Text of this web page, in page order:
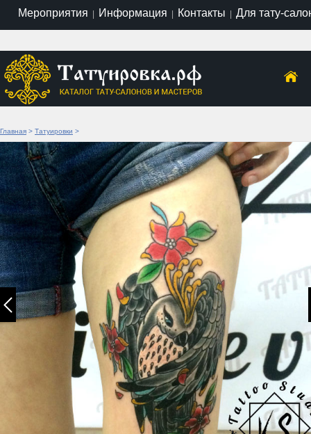
Мероприятия | Информация | Контакты | Для тату-
Главная > Татуировки >